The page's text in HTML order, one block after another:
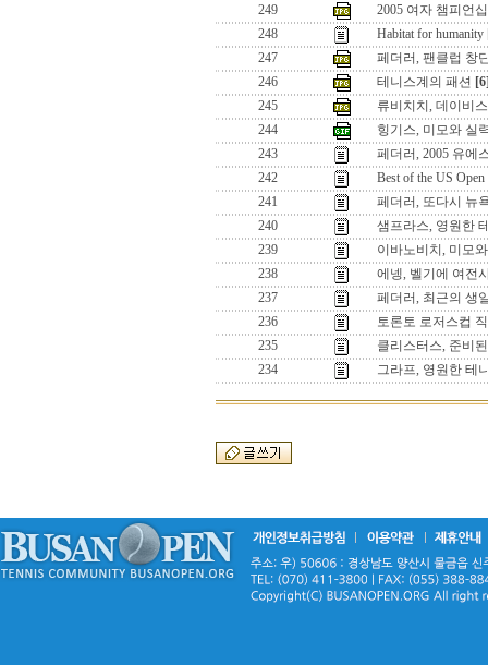
249
2005 여자 챔피언
248
Habitat for humanity
247
페더러, 팬클럽 창
246
테니스계의 패션
245
류비치치, 데이비
244
힝기스, 미모와 실
243
페더러, 2005 유에
242
Best of the US Open
241
페더러, 또다시 뉴
240
샘프라스, 영원한
239
이바노비치, 미모
238
에넹, 벨기에 여전
237
페더러, 최근의 생
236
토론토 로저스컵
235
클리스터스, 준비
234
그라프, 영원한 테